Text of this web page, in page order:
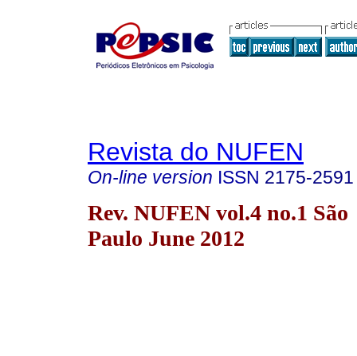
Revista do NUFEN
On-line version ISSN 2175-2591
Rev. NUFEN vol.4 no.1 São
Paulo June 2012